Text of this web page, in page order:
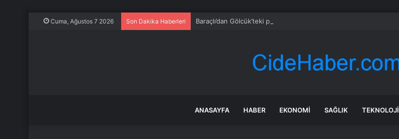
Cuma, Ağustos 7 2026 Son Dakika Haberleri Baraçlı’dan Gölcük’teki projelere yakın takip
ANASAYFA HABER EKONOMI SAĞLIK TEKNOLOJI